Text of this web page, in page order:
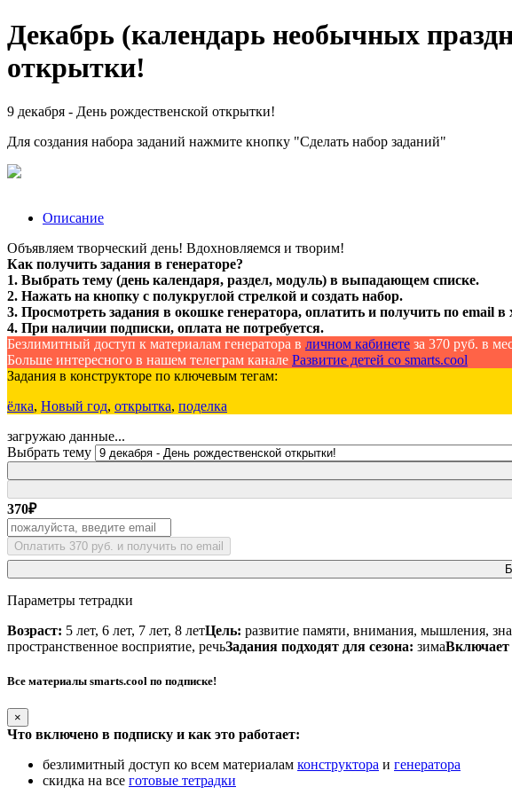
Декабрь (календарь необычных
открытки!
9 декабря - День рождественской открытки!
Для создания набора заданий нажмите кнопку "Сделать набор заданий"
Описание
Объявляем творческий день! Вдохновляемся и творим!
Как получить задания в генераторе?
1. Выбрать тему (день календаря, раздел, модуль) в выпадающем списке.
2. Нажать на кнопку с полукруглой стрелкой и создать набор.
3. Просмотреть задания в окошке генератора, оплатить и получить по email
4. При наличии подписки, оплата не потребуется.
Безлимитный доступ к материалам генератора в личном кабинете за 370 руб. в
Больше интересного в нашем телеграм канале Развитие детей со smarts.cool
Задания в конструкторе по ключевым тегам:
ёлка, Новый год, открытка, поделка
загружаю данные...
Выбрать тему
370₽
Оплатить 370 руб. и получить по email
Параметры тетрадки
Возраст: 5 лет, 6 лет, 7 лет, 8 летЦель: развитие памяти, внимания, мышления,
пространственное восприятие, речьЗадания подходят для сезона: зимаВключает
Все материалы smarts.cool по подписке!
×
Что включено в подписку и как это работает:
безлимитный доступ ко всем материалам конструктора и генератора
скидка на все готовые тетрадки